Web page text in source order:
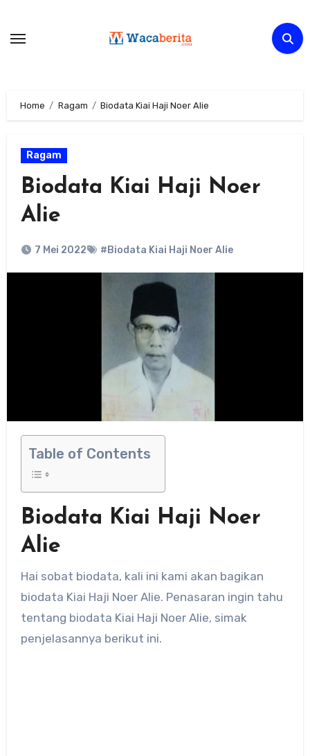
content
Home Ragam Biodata Kiai Haji Noer Alie
Ragam
Biodata Kiai Haji Noer
Alie
7 Mei 2022 #Biodata Kiai Haji Noer Alie
Table of Contents
Biodata Kiai Haji Noer
Alie
Hai sobat biodata, kali ini kami akan bagikan
biodata Kiai Haji Noer Alie. Penasaran ingin tahu
tentang biodata Kiai Haji Noer Alie, simak
penjelasannya berikut ini.